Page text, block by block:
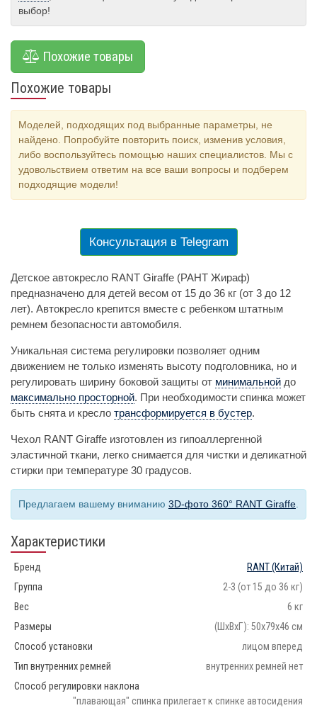
выбор!
Похожие товары
Похожие товары
Моделей, подходящих под выбранные параметры, не
найдено. Попробуйте повторить поиск, изменив условия,
либо воспользуйтесь помощью наших специалистов. Мы с
удовольствием ответим на все ваши вопросы и подберем
подходящие модели!
Консультация в Telegram
Детское автокресло RANT Giraffe (РАНТ Жираф)
предназначено для детей весом от 15 до 36 кг (от 3 до 12
лет). Автокресло крепится вместе с ребенком штатным
ремнем безопасности автомобиля.
Уникальная система регулировки позволяет одним
движением не только изменять высоту подголовника, но и
регулировать ширину боковой защиты от минимальной до
максимально просторной. При необходимости спинка может
быть снята и кресло трансформируется в бустер.
Чехол RANT Giraffe изготовлен из гипоаллергенной
эластичной ткани, легко снимается для чистки и деликатной
стирки при температуре 30 градусов.
Предлагаем вашему вниманию 3D-фото 360° RANT Giraffe.
Характеристики
Бренд RANT(Китай)
Группа
2-3 (от 15 до 36 кг)
Вес
6 кг
Размеры
(ШхВхГ): 50х79х46 см
Способ установки
лицом вперед
Тип внутренних ремней
внутренних ремней нет
Способ регулировки наклона
"плавающая" спинка прилегает к спинке автосидения